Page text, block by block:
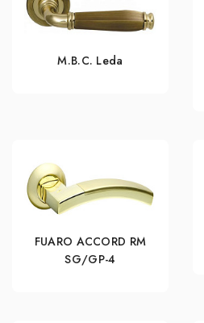
M.B.C. Leda
FUARO ACCORD RM
SG/GP-4